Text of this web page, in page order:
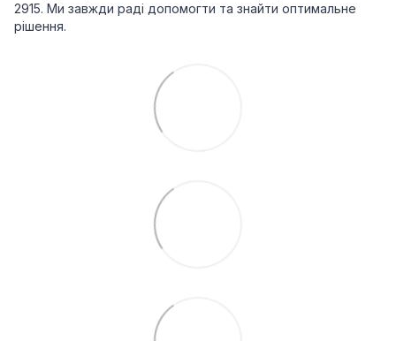
2915. Ми завжди раді допомогти та знайти оптимальне
рішення.